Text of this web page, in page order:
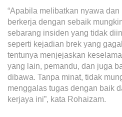
Media Centre
Press Release
Featured Stories
Multimedia
“Apabila melibatkan nyawa
berkerja dengan sebaik
sebarang insiden yang tidak
seperti kejadian brek yang
tentunya menjejaskan
yang lain, pemandu, dan juga
dibawa. Tanpa minat, tidak
menggalas tugas dengan baik
kerjaya ini”, kata Rohaizam.